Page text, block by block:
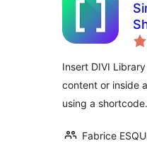
Insert DIVI
content or inside
using a shortcode.
Fabrice